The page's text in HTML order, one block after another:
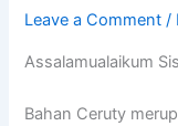
Leave a Comment /
Assalamualaikum
Bahan Ceruty